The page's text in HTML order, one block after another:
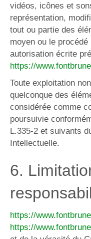
vidéos, icônes et
représentation,
tout ou partie des
moyen ou le
autorisation écrite
https://
Toute exploitation
quelconque des
considérée comme
poursuivie
L.335-2 et suivants
Intellectuelle.
6.
https://
https://